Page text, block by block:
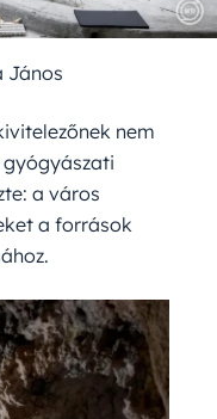
János
nem
gyógyászati
a város
a források